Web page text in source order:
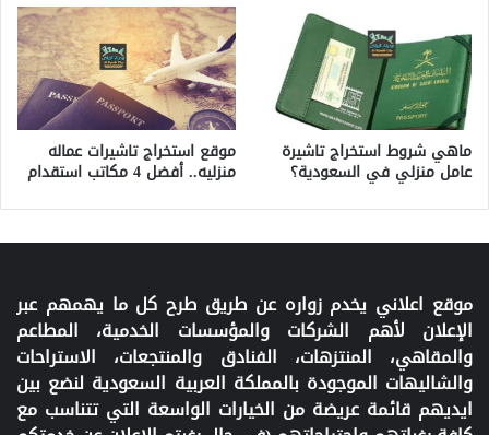
ماهي شروط استخراج تاشيرة
عامل منزلي في السعودية؟
موقع استخراج تاشيرات عماله
منزليه.. أفضل 4 مكاتب استقدام
موقع اعلاني يخدم زواره عن طريق طرح كل ما يهمهم عبر
الإعلان لأهم الشركات والمؤسسات الخدمية، المطاعم
والمقاهي، المنتزهات، الفنادق والمنتجعات، الاستراحات
والشاليهات الموجودة بالمملكة العربية السعودية لنضع بين
ايديهم قائمة عريضة من الخيارات الواسعة التي تتناسب مع